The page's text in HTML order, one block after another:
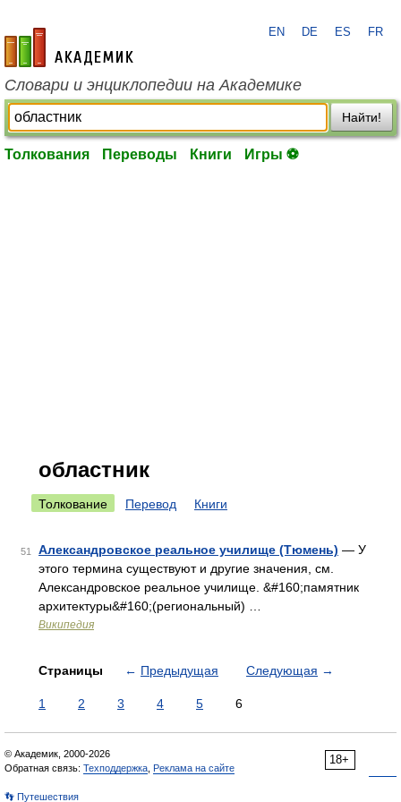
academic.ru
EN DE ES FR
Словари и энциклопедии на Академике
Найти!
Толкования Переводы Книги Игры ⚽
областник
Толкование Перевод Книги
51 Александровское реальное училище (Тюмень) — У
этого термина существуют и другие значения, см.
Александровское реальное училище. &#160;памятник
архитектуры&#160;(региональный) …
Википедия
Страницы ← Предыдущая Следующая →
1 2 3 4 5 6
18+
© Академик, 2000-2026
Обратная связь: Техподдержка Реклама на сайте
👣 Путешествия